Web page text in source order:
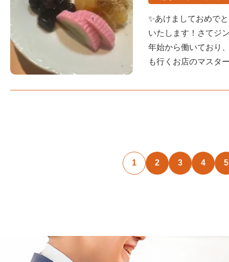
✨あけましておめで
いたします！さてジ
年始から働いており
も行くお店のマスタ
1 2 3 4 5